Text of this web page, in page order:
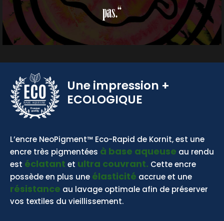
pas.“
BASE AQUEUSE
Une impression +
ECOLOGIQUE
L’encre NeoPigment™ Eco-Rapid de Kornit, est une
encre très pigmentées à base aqueuse au rendu
est éclatant et ultra couvrant. Cette encre
possède en plus une élasticité accrue et une
résistance au lavage optimale afin de préserver
vos textiles du vieillissement.